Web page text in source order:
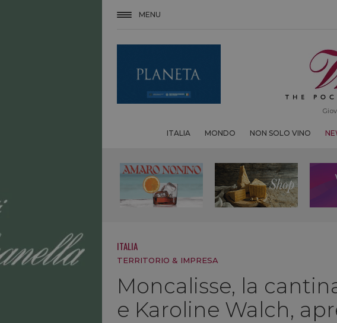
MENU
ITALIA MONDO NON SOLO VINO
ITALIA
TERRITORIO & IMPRESA
Moncalisse, la
e Karoline Walch,